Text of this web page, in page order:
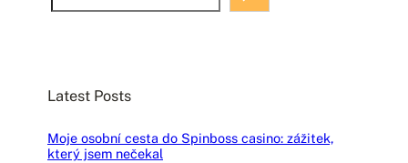
e
h
Latest Posts
Moje osobní cesta do Spinboss casino: zážitek,
který jsem nečekal